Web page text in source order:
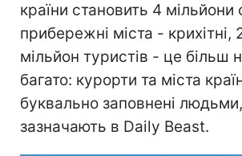
країни становить 4 мільйони
прибережні міста - крихітні,
мільйон туристів - це більш
багато: курорти та міста
буквально заповнені людьми,
зазначають в Daily Beast.